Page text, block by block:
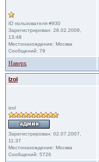
ID пользователя #930
Зарегистрирован: 28.02.2009,
13:48
Местонахождение: Москва
Сообщений: 79
Наверх
Izol
izol
Зарегистрирован: 02.07.2007,
11:37
Местонахождение: Москва
Сообщений: 5726